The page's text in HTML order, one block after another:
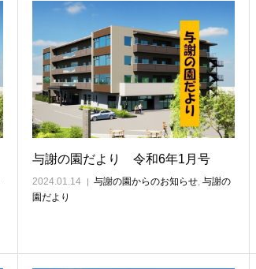
与謝の園だより 令和6年1月号
2024.01.14 与謝の園からのお知らせ, 与謝の
園だより